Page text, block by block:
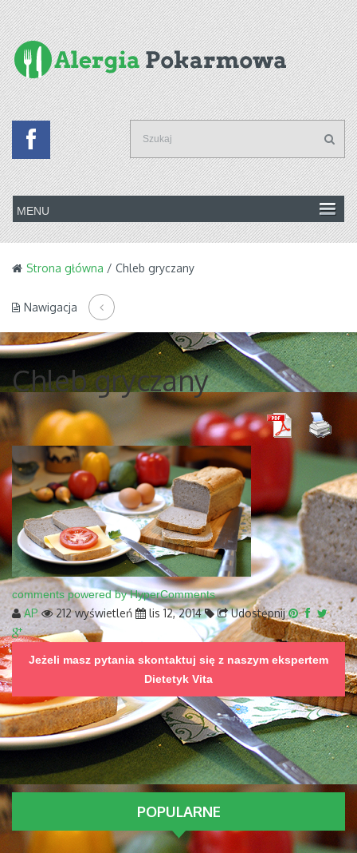
Strona główna / Chleb gryczany
Nawigacja
Chleb gryczany
comments powered by HyperComments
AP 212 wyświetleń lis 12, 2014 Udostępnij
Jeżeli masz pytania skontaktuj się z naszym ekspertem
Dietetyk Vita
POPULARNE